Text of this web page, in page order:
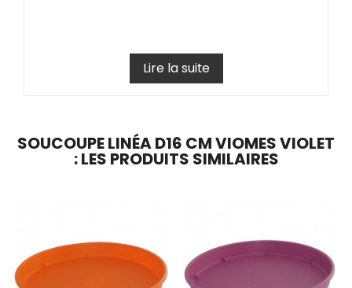
Lire la suite
SOUCOUPE LINÉA D16 CM VIOMES VIOLET
: LES PRODUITS SIMILAIRES